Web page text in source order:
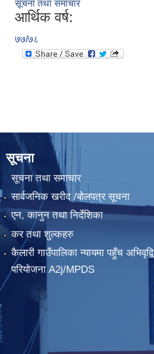
सूचना तथा समाचार
आर्थिक वर्ष:
७७/७८
सूचना
सूचना तथा समाचार
सार्वजनिक खरीद /बोलपत्र सूचना
एन, कानुन तथा निर्देशिका
कर तथा शुल्कहरु
कैलारी गाउँपालिका न्यायमा पहुँच अभिवृद्वि
परियोजना A2j/MPDS